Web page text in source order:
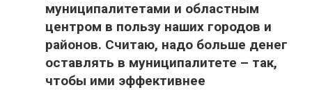
муниципалитетами и областным
центром в пользу наших городов и
районов. Считаю, надо больше денег
оставлять в муниципалитете – так,
чтобы ими эффективнее